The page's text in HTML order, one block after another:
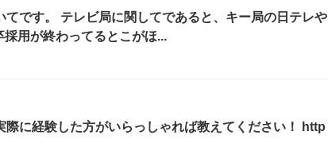
です。 テレビ局に関してであると、キー局の日テレや
用が終わってるとこがほ...
際に経験した方がいらっしゃれば教えてください！ http